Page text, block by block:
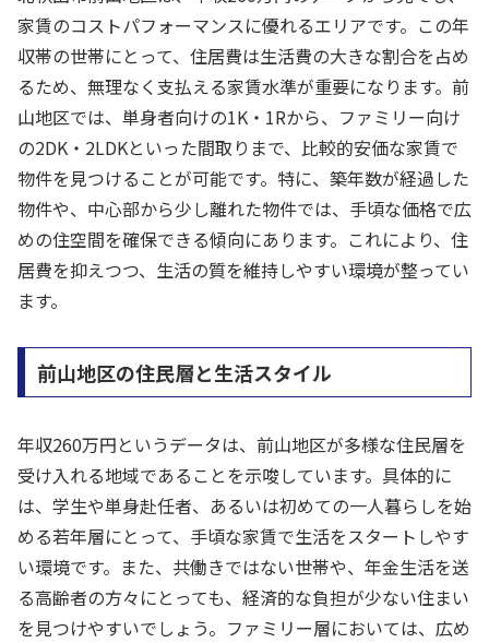
家賃のコストパフォーマンスに優れるエリアです。この年
収帯の世帯にとって、住居費は生活費の大きな割合を占め
るため、無理なく支払える家賃水準が重要になります。前
山地区では、単身者向けの1K・1Rから、ファミリー向け
の2DK・2LDKといった間取りまで、比較的安価な家賃で
物件を見つけることが可能です。特に、築年数が経過した
物件や、中心部から少し離れた物件では、手頃な価格で広
めの住空間を確保できる傾向にあります。これにより、住
居費を抑えつつ、生活の質を維持しやすい環境が整ってい
ます。
前山地区の住民層と生活スタイル
年収260万円というデータは、前山地区が多様な住民層を
受け入れる地域であることを示唆しています。具体的に
は、学生や単身赴任者、あるいは初めての一人暮らしを始
める若年層にとって、手頃な家賃で生活をスタートしやす
い環境です。また、共働きではない世帯や、年金生活を送
る高齢者の方々にとっても、経済的な負担が少ない住まい
を見つけやすいでしょう。ファミリー層においては、広め